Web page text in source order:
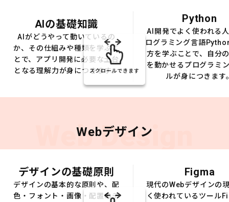
AIの基礎知識
AIがどうやって動いているの
か、その仕組みや種類を学ぶこ
とで、アプリ開発に必要な土台
となる理解力が身につきます。
Python
AI開発でよく使われる
ログラミング言語
方を学ぶことで、自分
を動かせるプログラミ
ルが身につきます
スクロールできます
Web Design
Webデザイン
デザインの基礎原則
デザインの基本的な原則や、配
色・フォント・画像・配置のテ
Figma
現代のWebデザインの
く使われているツール